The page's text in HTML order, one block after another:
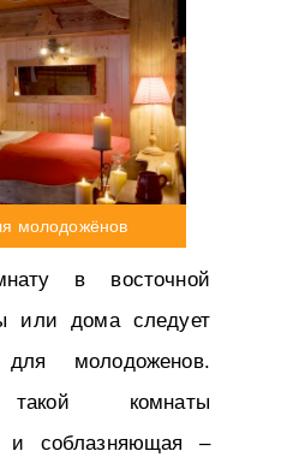
молодожёнов
в восточной
или дома следует
для молодоженов.
такой комнаты
и соблазняющая –